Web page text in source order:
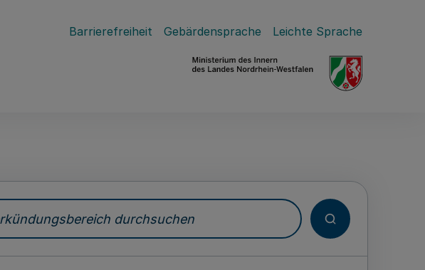
Barrierefreiheit Gebärdensprache Leichte Sprache
durchsuchen